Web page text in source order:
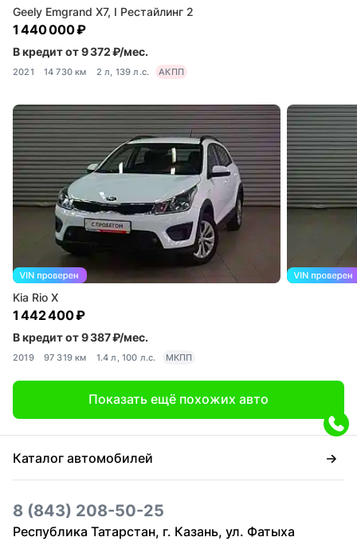
Geely Emgrand X7, I Рестайлинг 2
1 440 000 ₽
В кредит от 9 372 ₽/мес.
2021 14 730 км 2 л, 139 л.с. АКПП
Kia Rio X
1 442 400 ₽
В кредит от 9 387 ₽/мес.
2019 97 319 км 1.4 л, 100 л.с. МКПП
Показать ещё похожих авто
Каталог автомобилей
8 (843) 208-50-25
Республика Татарстан, г. Казань, ул. Фатыха